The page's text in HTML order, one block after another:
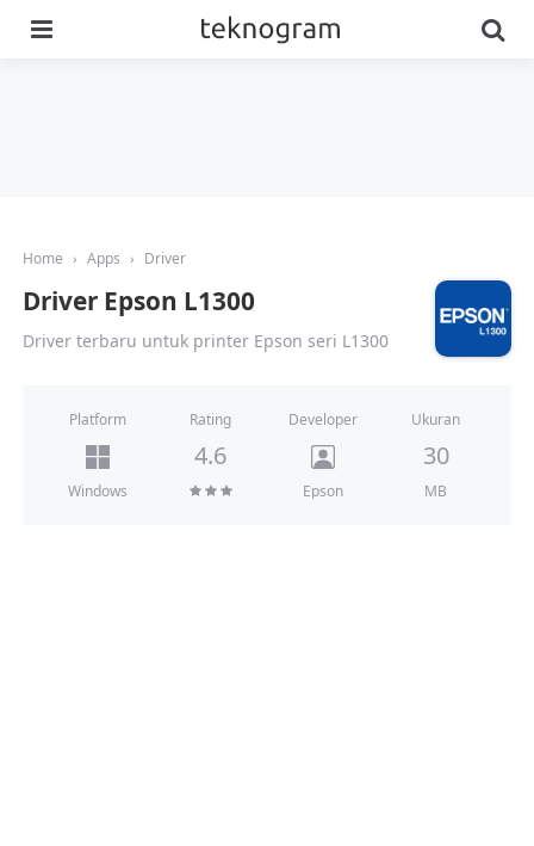
Home › Apps › Driver
Driver Epson L1300
Driver terbaru untuk printer Epson seri L1300
Platform
Windows
Rating
4.6
Developer
Epson
Ukuran
30
MB